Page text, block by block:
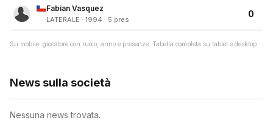
Fabian Vasquez
LATERALE · 1994 · 5 pres
0
Su mobile: giocatore con ruolo, anno e presenze. Tabella completa su tablet e desktop.
News sulla società
Nessuna news trovata.